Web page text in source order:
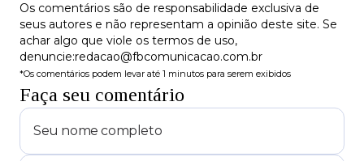
Os comentários são de responsabilidade exclusiva de
seus autores e não representam a opinião deste site. Se
achar algo que viole os termos de uso,
denuncie:redacao@fbcomunicacao.com.br
*Os comentários podem levar até 1 minutos para serem exibidos
Faça seu comentário